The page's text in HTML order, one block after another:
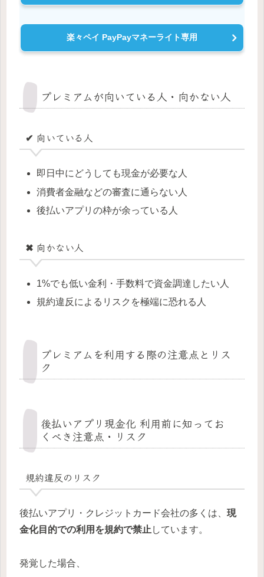
楽々ペイ PayPayマネーライト専用
プレミアムが向いている人・向かない人
✔ 向いている人
即日中にどうしても現金が必要な人
消費者金融などの審査に通らない人
後払いアプリの枠が余っている人
✖ 向かない人
1%でも低い金利・手数料で資金調達したい人
規約違反によるリスクを極端に恐れる人
プレミアムを利用する際の注意点とリス
ク
後払いアプリ現金化 利用前に知ってお
くべき注意点・リスク
規約違反のリスク
後払いアプリ・クレジットカード会社の多くは、 現
金化目的での利用を規約で禁止 しています。
発覚した場合、